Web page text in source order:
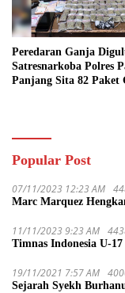
Peredaran Ganja
Satresnarkoba Polres
Panjang Sita 82 Paket
Popular Post
07/11/2023 12:23 AM
Marc Marquez
11/11/2023 9:23 AM
Timnas Indonesia U-
19/11/2021 7:57 AM
Sejarah Syekh